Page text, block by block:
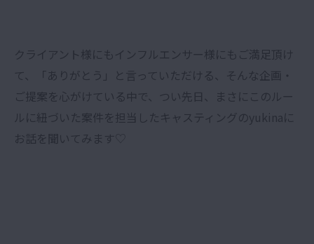
クライアント様にもインフルエンサー様にもご満足頂け
て、「ありがとう」と言っていただける、そんな企画・
ご提案を心がけている中で、つい先日、まさにこのルー
ルに紐づいた案件を担当したキャスティングのyukinaに
お話を聞いてみます♡